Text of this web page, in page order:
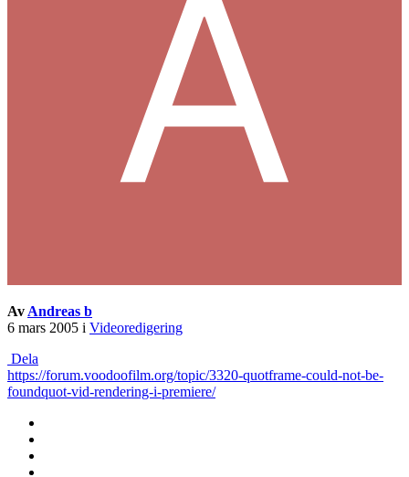
AvAndreas b
6 mars 2005 i Videoredigering
Dela
https://forum.voodoofilm.org/topic/3320-quotframe-could-not-be-
foundquot-vid-rendering-i-premiere/